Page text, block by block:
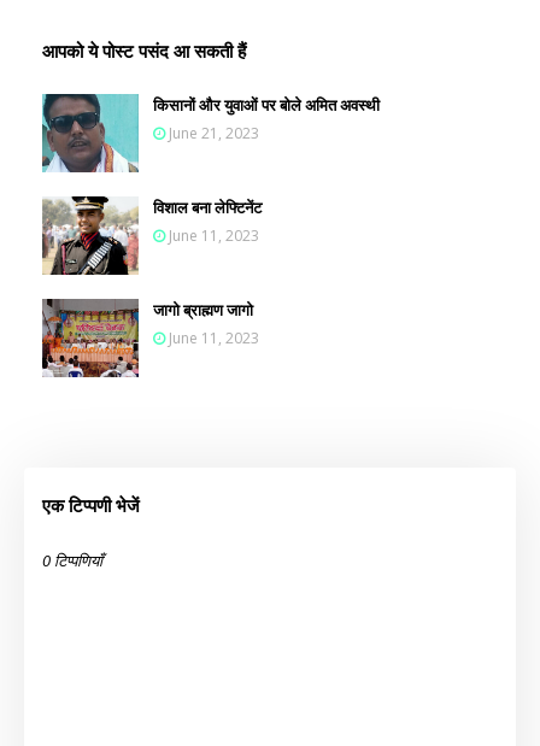
आपको ये पोस्ट पसंद आ सकती हैं
किसानों और युवाओं पर बोले अमित अवस्थी
June 21, 2023
विशाल बना लेफ्टिनेंट
June 11, 2023
जागो ब्राह्मण जागो
June 11, 2023
एक टिप्पणी भेजें
0 टिप्पणियाँ